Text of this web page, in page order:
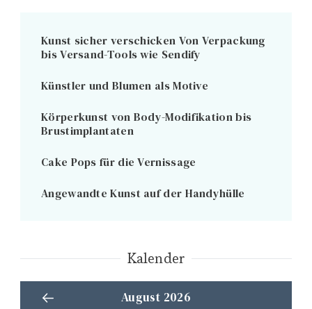
Kunst sicher verschicken Von Verpackung
bis Versand-Tools wie Sendify
Künstler und Blumen als Motive
Körperkunst von Body-Modifikation bis
Brustimplantaten
Cake Pops für die Vernissage
Angewandte Kunst auf der Handyhülle
Kalender
August 2026